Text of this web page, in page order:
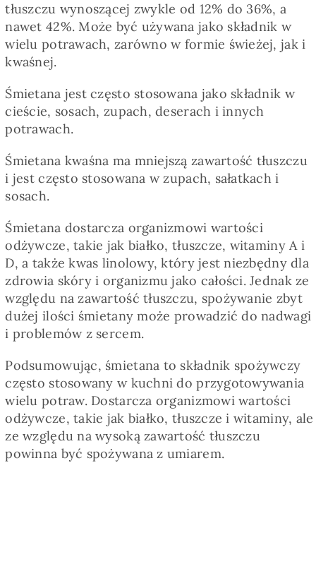
Pieczywo
Zdrowo i fit
Kuchnie świata
SKLEP
Polski
tłuszczu wynoszącej zwykle od 12% do 36%, a
nawet 42%. Może być używana jako składnik w
wielu potrawach, zarówno w formie świeżej, jak i
kwaśnej.
Śmietana jest często stosowana jako składnik w
cieście, sosach, zupach, deserach i innych
potrawach.
Śmietana kwaśna ma mniejszą zawartość tłuszczu
i jest często stosowana w zupach, sałatkach i
sosach.
Śmietana dostarcza organizmowi wartości
odżywcze, takie jak białko, tłuszcze, witaminy A i
D, a także kwas linolowy, który jest niezbędny dla
zdrowia skóry i organizmu jako całości. Jednak ze
względu na zawartość tłuszczu, spożywanie zbyt
dużej ilości śmietany może prowadzić do nadwagi
i problemów z sercem.
Podsumowując, śmietana to składnik spożywczy
często stosowany w kuchni do przygotowywania
wielu potraw. Dostarcza organizmowi wartości
odżywcze, takie jak białko, tłuszcze i witaminy, ale
ze względu na wysoką zawartość tłuszczu
powinna być spożywana z umiarem.